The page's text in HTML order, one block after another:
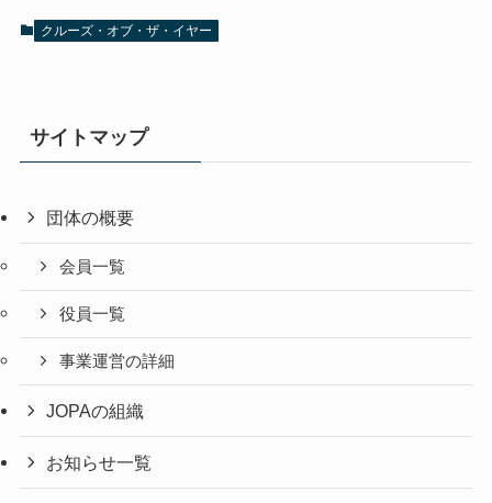
クルーズ・オブ・ザ・イヤー
サイトマップ
団体の概要
会員一覧
役員一覧
事業運営の詳細
JOPAの組織
お知らせ一覧